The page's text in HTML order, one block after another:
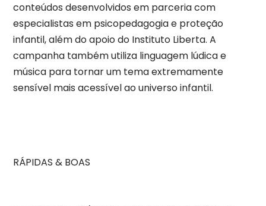
conteúdos desenvolvidos em parceria com
especialistas em psicopedagogia e proteção
infantil, além do apoio do Instituto Liberta. A
campanha também utiliza linguagem lúdica e
música para tornar um tema extremamente
sensível mais acessível ao universo infantil.
RÁPIDAS & BOAS